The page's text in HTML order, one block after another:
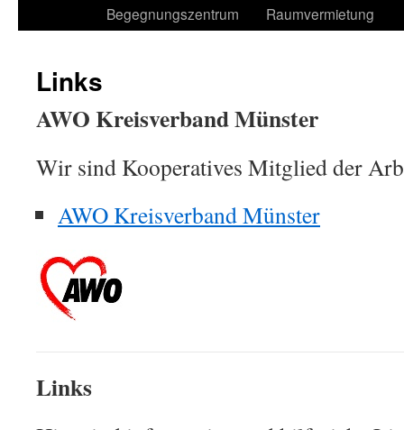
Begegnungszentrum
Raumvermietung
Links
AWO Kreisverband Münster
Wir sind Kooperatives Mitglied der
AWO Kreisverband Münster
Links